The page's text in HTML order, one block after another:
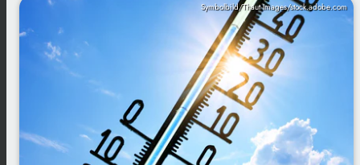
Symbolbild/Thaut Images/stock.adobe.com